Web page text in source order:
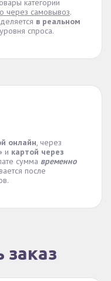
категории
через самовывоз.
в реальном
спроса.
онлайн, через
и картой через
сумма временно
после
заказ